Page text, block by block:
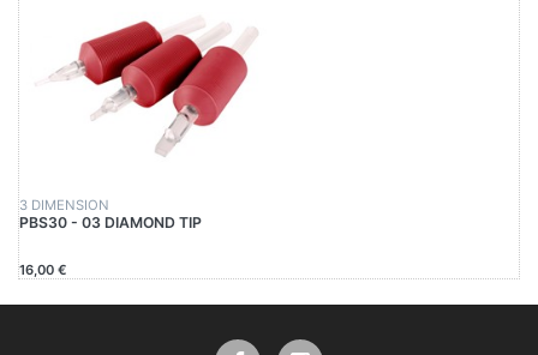
3 DIMENSION
PBS30 - 03 DIAMOND TIP
16,00 €